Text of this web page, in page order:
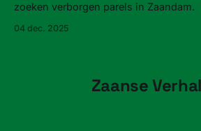
zoeken verborgen parels in Zaandam.
04 dec. 2025
Zaanse